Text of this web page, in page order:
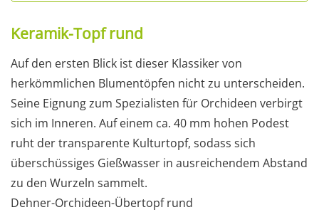
Keramik-Topf rund
Auf den ersten Blick ist dieser Klassiker von
herkömmlichen Blumentöpfen nicht zu unterscheiden.
Seine Eignung zum Spezialisten für Orchideen verbirgt
sich im Inneren. Auf einem ca. 40 mm hohen Podest
ruht der transparente Kulturtopf, sodass sich
überschüssiges Gießwasser in ausreichendem Abstand
zu den Wurzeln sammelt.
Dehner-Orchideen-Übertopf rund